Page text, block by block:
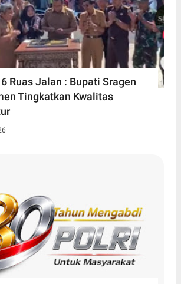
Ruas Jalan : Bupati Sragen
Tingkatkan Kwalitas